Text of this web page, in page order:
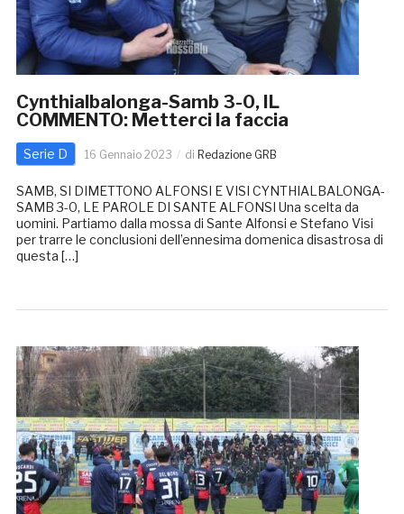
Cynthialbalonga-Samb 3-0, IL
COMMENTO: Metterci la faccia
Serie D 16 Gennaio 2023 di Redazione GRB
SAMB, SI DIMETTONO ALFONSI E VISI CYNTHIALBALONGA-
SAMB 3-0, LE PAROLE DI SANTE ALFONSI Una scelta da
uomini. Partiamo dalla mossa di Sante Alfonsi e Stefano Visi
per trarre le conclusioni dell’ennesima domenica disastrosa di
questa […]